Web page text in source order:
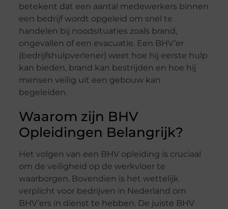
betekent dat een aantal medewerkers binnen
een bedrijf wordt opgeleid om snel te
handelen bij noodsituaties zoals brand,
ongevallen of een evacuatie. Een BHV’er
(bedrijfshulpverlener) weet hoe hij eerste hulp
kan bieden, brand kan bestrijden en hoe hij
mensen veilig uit een gebouw kan
begeleiden.
Waarom zijn BHV
Opleidingen Belangrijk?
Het volgen van een BHV opleiding is cruciaal
om de veiligheid op de werkvloer te
waarborgen. Bovendien is het wettelijk
verplicht voor bedrijven in Nederland om
BHV’ers in dienst te hebben. De juiste BHV